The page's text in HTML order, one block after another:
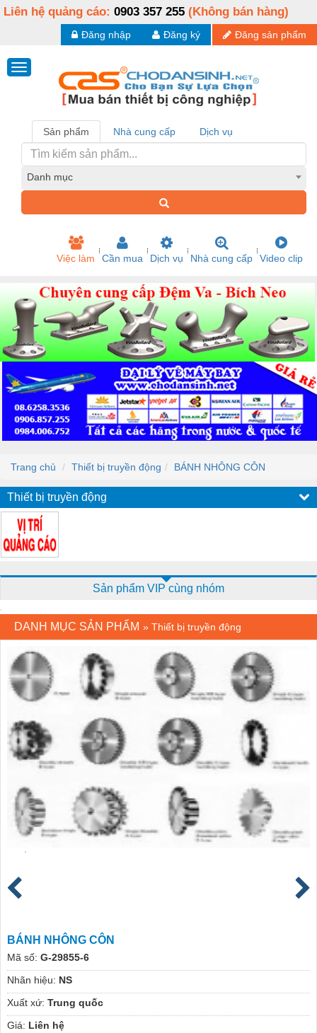
Liên hệ quảng cáo: 0903 357 255 (Không bán hàng)
Đăng sản phẩm
Đăng ký
Đăng nhập
Sản phẩm Nhà cung cấp Dịch vụ
Danh mục
Việc làm Cần mua Dịch vụ Nhà cung cấp Video clip
Trang chủ Thiết bị truyền động BÁNH NHÔNG CÔN
Thiết bị truyền động
Sản phẩm VIP cùng nhóm
DANH MỤC SẢN PHẨM » Thiết bị truyền động
BÁNH NHÔNG CÔN
Mã số: G-29855-6
Nhãn hiệu: NS
Xuất xứ: Trung quốc
Giá: Liên hệ